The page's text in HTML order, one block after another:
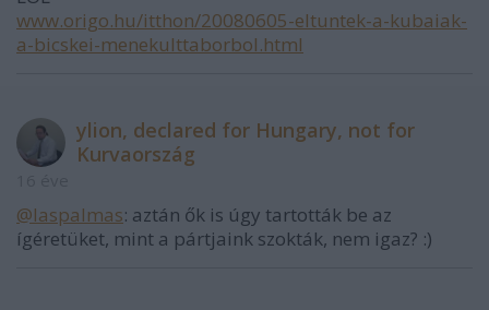
www.origo.hu/itthon/20080605-eltuntek-a-kubaiak-
a-bicskei-menekulttaborbol.html
ylion, declared for Hungary, not for
Kurvaország
@laspalmas: aztán ők is úgy tartották be az
ígéretüket, mint a pártjaink szokták, nem igaz? :)